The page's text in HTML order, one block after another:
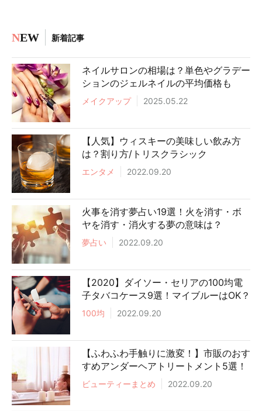
NEW 新着記事
ネイルサロンの相場は？単色やグラデー
ションのジェルネイルの平均価格も
メイクアップ 2025.05.22
【人気】ウィスキーの美味しい飲み方
は？割り方/トリスクラシック
エンタメ 2022.09.20
火事を消す夢占い19選！火を消す・ボ
ヤを消す・消火する夢の意味は？
夢占い 2022.09.20
【2020】ダイソー・セリアの100均電
子タバコケース9選！マイブルーはOK？
100均 2022.09.20
【ふわふわ手触りに激変！】市販のおす
すめアンダーヘアトリートメント5選！
ビューティーまとめ 2022.09.20